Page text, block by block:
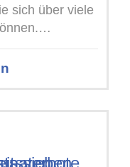
sich über viele